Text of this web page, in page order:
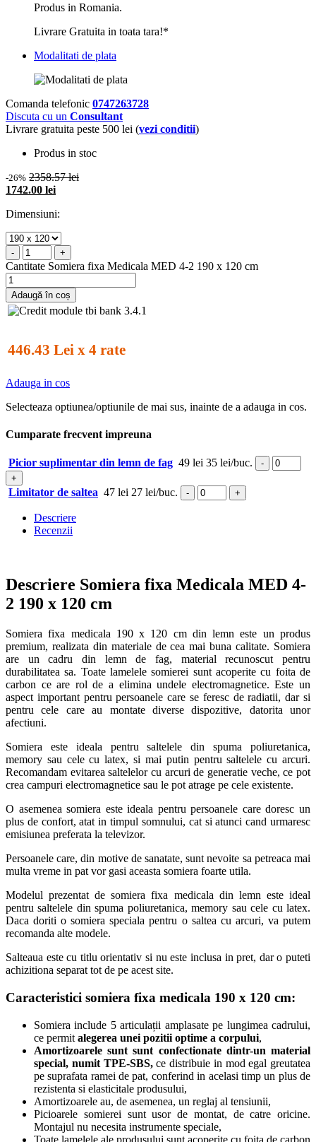
Produs in Romania.
Livrare Gratuita in toata tara!*
Modalitati de plata
Comanda telefonic 0747263728
Discuta cu un Consultant
Livrare gratuita peste 500 lei (vezi conditii)
Produs in stoc
-26% 2358.57 lei
1742.00 lei
Dimensiuni:
- +
Cantitate Somiera fixa Medicala MED 4-2 190 x 120 cm
Adaugă în coș
446.43 Lei x 4 rate
Adauga in cos
Selecteaza optiunea/optiunile de mai sus, inainte de a adauga in cos.
Cumparate frecvent impreuna
Picior suplimentar din lemn de fag 49 lei 35 lei/buc.
-
+
Limitator de saltea 47 lei 27 lei/buc. - +
Descriere
Recenzii
Descriere Somiera fixa Medicala MED 4-
2 190 x 120 cm
Somiera fixa medicala 190 x 120 cm din lemn este un produs
premium, realizata din materiale de cea mai buna calitate. Somiera
are un cadru din lemn de fag, material recunoscut pentru
durabilitatea sa. Toate lamelele somierei sunt acoperite cu foita de
carbon ce are rol de a elimina undele electromagnetice. Este un
aspect important pentru persoanele care se feresc de radiatii, dar si
pentru cele care au montate diverse dispozitive, datorita unor
afectiuni.
Somiera este ideala pentru saltelele din spuma poliuretanica,
memory sau cele cu latex, si mai putin pentru saltelele cu arcuri.
Recomandam evitarea saltelelor cu arcuri de generatie veche, ce pot
crea campuri electromagnetice sau le pot atrage pe cele existente.
O asemenea somiera este ideala pentru persoanele care doresc un
plus de confort, atat in timpul somnului, cat si atunci cand urmaresc
emisiunea preferata la televizor.
Persoanele care, din motive de sanatate, sunt nevoite sa petreaca mai
multa vreme in pat vor gasi aceasta somiera foarte utila.
Modelul prezentat de somiera fixa medicala din lemn este ideal
pentru saltelele din spuma poliuretanica, memory sau cele cu latex.
Daca doriti o somiera speciala pentru o saltea cu arcuri, va putem
recomanda alte modele.
Salteaua este cu titlu orientativ si nu este inclusa in pret, dar o puteti
achizitiona separat tot de pe acest site.
Caracteristici somiera fixa medicala 190 x 120 cm:
Somiera include 5 articulații amplasate pe lungimea cadrului,
ce permit alegerea unei pozitii optime a corpului,
Amortizoarele sunt sunt confectionate dintr-un material
special, numit TPE-SBS,ce distribuie in mod egal greutatea
pe suprafata ramei de pat, conferind in acelasi timp un plus de
rezistenta si elasticitale produsului,
Amortizoarele au, de asemenea, un reglaj al tensiunii,
Picioarele somierei sunt usor de montat, de catre oricine.
Montajul nu necesita instrumente speciale,
Toate lamelele ale produsului sunt acoperite cu foita de carbon